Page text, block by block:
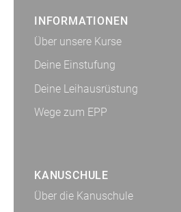
INFORMATIONEN
Über unsere Kurse
Deine Einstufung
Deine Leihausrüstung
Wege zum EPP
KANUSCHULE
Über die Kanuschule